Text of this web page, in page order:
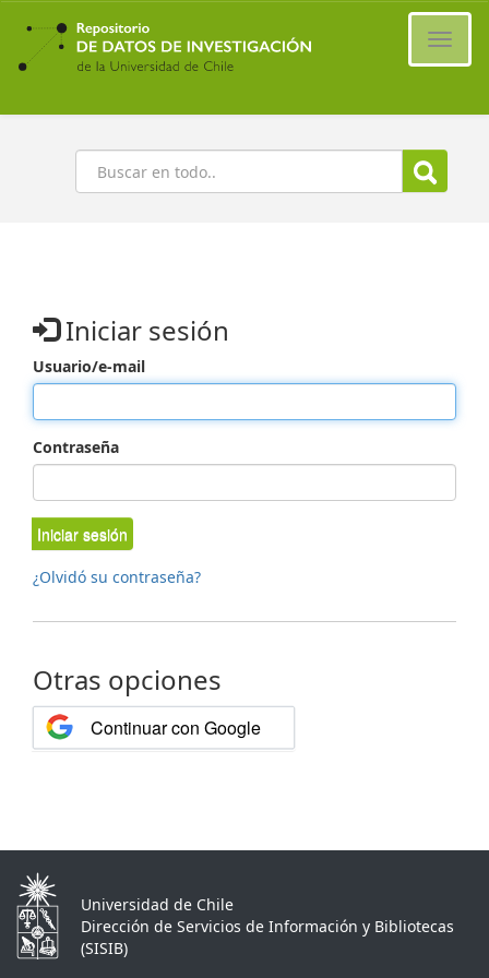
Ir
contenido
principal
Buscar
Iniciar sesión
Usuario/e-mail
Contraseña
Iniciar sesión
¿Olvidó su contraseña?
Otras opciones
Continuar con Google
Universidad de Chile
Dirección de Servicios de Información y Bibliotecas
(SISIB)